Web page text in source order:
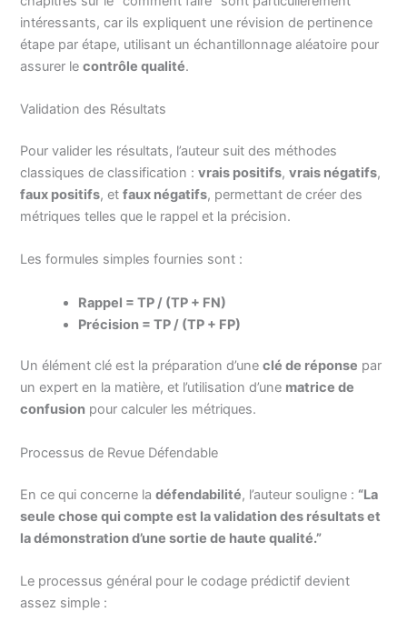
intéressants, car ils expliquent une révision de pertinence
étape par étape, utilisant un échantillonnage aléatoire pour
assurer lecontrôle qualité.
Validation des Résultats
Pour valider les résultats, l’auteur suit des méthodes
classiques de classification :vrais positifs,vrais négatifs,
faux positifs, etfaux négatifs, permettant de créer des
métriques telles que le rappel et la précision.
Les formules simples fournies sont :
Rappel = TP / (TP + FN)
Précision = TP / (TP + FP)
Un élément clé est la préparation d’uneclé de réponse par
un expert en la matière, et l’utilisation d’une matrice de
confusion pour calculer les métriques.
Processus de Revue Défendable
En ce qui concerne ladéfendabilité, l’auteur souligne : “La
seule chose qui compte est la validation des résultats et
la démonstration d’une sortie de haute qualité.”
Le processus général pour le codage prédictif devient
assez simple :